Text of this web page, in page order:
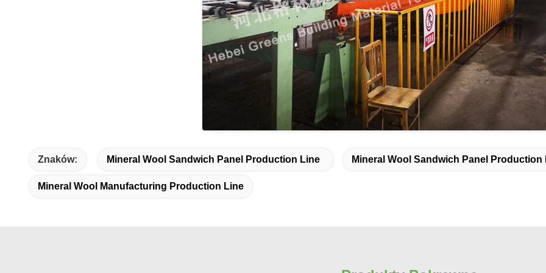
Znaków: Mineral Wool Sandwich Panel Production Line Mineral Wool Sandwich Panel Production
Mineral Wool Manufacturing Production Line